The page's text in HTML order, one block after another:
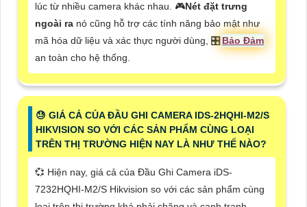
lúc từ nhiều camera khác nhau. 🎮Nét đặt trưng
ngoài ra nó cũng hỗ trợ các tính năng bảo mật như
mã hóa dữ liệu và xác thực người dùng, 🎛 Bảo Đảm
an toàn cho hệ thống.
😓 GIÁ CẢ CỦA ĐẦU GHI CAMERA IDS-2HQHI-M2/S
HIKVISION SO VỚI CÁC SẢN PHẨM CÙNG LOẠI
TRÊN THỊ TRƯỜNG HIỆN NAY LÀ NHƯ THẾ NÀO?
💞 Hiện nay, giá cả của Đầu Ghi Camera iDS-
7232HQHI-M2/S Hikvision so với các sản phẩm cùng